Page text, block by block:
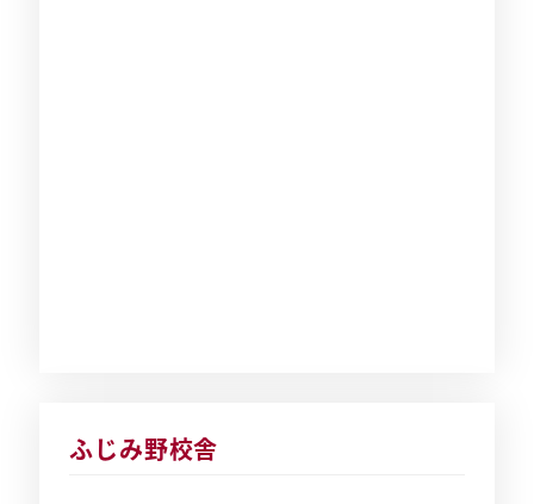
ふじみ野校舎